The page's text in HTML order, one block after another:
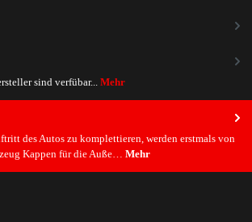
des Autos zu komplettieren, werden erstmals von
Kappen für die Auße… Mehr
sind verfübar... Mehr